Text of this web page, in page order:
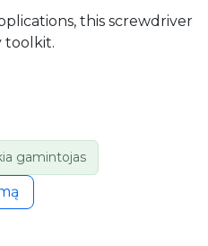
this screwdriver
toolkit.
gamintojas